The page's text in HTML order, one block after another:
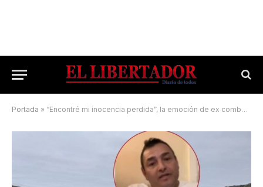
Portada » “Encontré mi inocencia perdida”, la emoción de ex combatiente mercedeño desde Malvinas